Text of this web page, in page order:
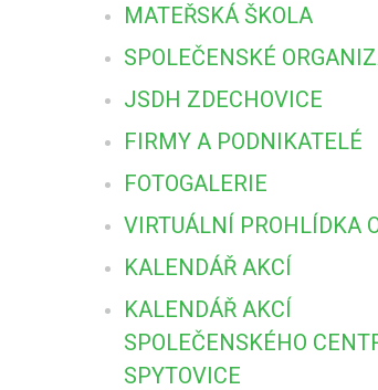
MATEŘSKÁ ŠKOLA
SPOLEČENSKÉ
JSDH ZDECHOVICE
FIRMY A PODNIKATELÉ
FOTOGALERIE
VIRTUÁLNÍ PROHLÍDKA
KALENDÁŘ AKCÍ
KALENDÁŘ AKCÍ
SPOLEČENSKÉHO
SPYTOVICE